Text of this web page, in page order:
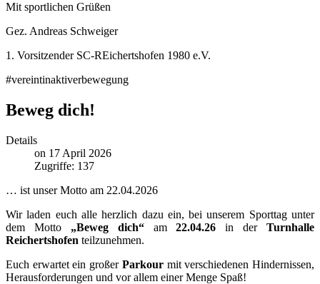
Mit sportlichen Grüßen
Gez. Andreas Schweiger
1. Vorsitzender SC-REichertshofen 1980 e.V.
#vereintinaktiverbewegung
Beweg dich!
Details
on 17 April 2026
Zugriffe: 137
… ist unser Motto am 22.04.2026
Wir laden euch alle herzlich dazu ein, bei unserem Sporttag unter
dem Motto „Beweg dich“am22.04.26 in der Turnhalle
Reichertshofen teilzunehmen.
Euch erwartet ein großer Parkourmit verschiedenen Hindernissen,
Herausforderungen und vor allem einer Menge Spaß!